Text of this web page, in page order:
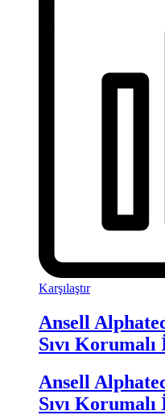
Karşılaştır
Ansell
Sıvı
Ansell
Sıvı